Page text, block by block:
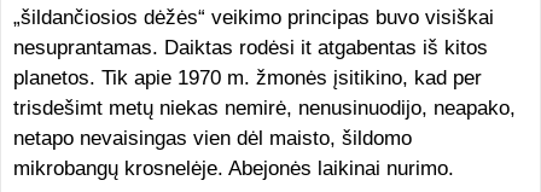
„šildančiosios dėžės“ veikimo principas buvo visiškai
nesuprantamas. Daiktas rodėsi it atgabentas iš kitos
planetos. Tik apie 1970 m. žmonės įsitikino, kad per
trisdešimt metų niekas nemirė, nenusinuodijo, neapako,
netapo nevaisingas vien dėl maisto, šildomo
mikrobangų krosnelėje. Abejonės laikinai nurimo.